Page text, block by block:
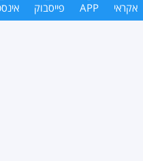
אקראי APP פייסבוק